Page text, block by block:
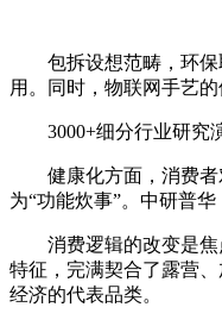
包拆设想范畴，环保取
用。同时，物联网手艺
3000+细分行业研究演
健康化方面，消费者对
为“功能炊事”。中研普
消费逻辑的改变是焦点
特征，完满契合了露营
经济的代表品类。